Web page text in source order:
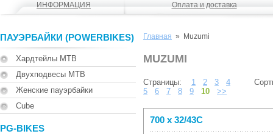
ИНФОРМАЦИЯ Оплата и доставка
ПАУЭРБАЙКИ (POWERBIKES)
Хардтейлы MTB
Двухподвесы MTB
Женские пауэрбайки
Cube
PG-BIKES
Главная » Muzumi
MUZUMI
Страницы: 1 2 3
4
5
6 7 8 9 10 >>
700 x 32/43C